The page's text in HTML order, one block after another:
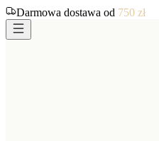
Darmowa dostawa od 750 zł